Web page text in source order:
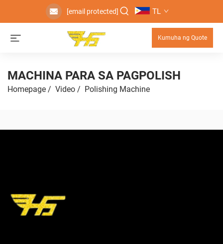
[email protected] TL
Kumuha ng Quote
MACHINA PARA SA PAGPOLISH
Homepage / Video / Polishing Machine